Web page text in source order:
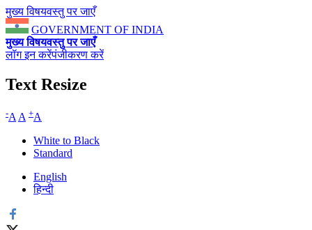
मुख्य विषयवस्तु पर जाएँ
GOVERNMENT OF INDIA
मुख्य विषयवस्तु पर जाएँ
लॉग इन करेंपंजीकरण करें
Text Resize
-A A +A
White to Black
Standard
English
हिन्दी